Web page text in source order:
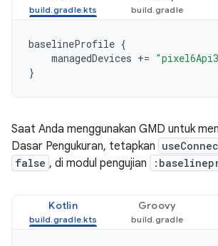
baselineProfile {
managedDevices +=
}
Saat Anda menggunakan GMD untuk
Dasar Pengukuran, tetapkan
false , di modul pengujian
Kotlin Groovy